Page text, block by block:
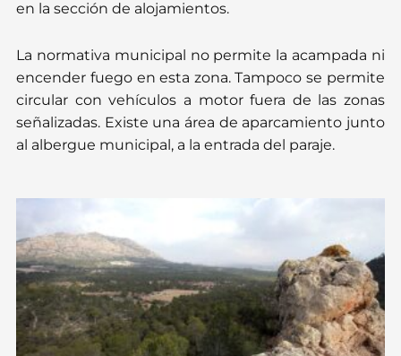
en la sección de alojamientos.
La normativa municipal no permite la acampada ni
encender fuego en esta zona. Tampoco se permite
circular con vehículos a motor fuera de las zonas
señalizadas. Existe una área de aparcamiento junto
al albergue municipal, a la entrada del paraje.